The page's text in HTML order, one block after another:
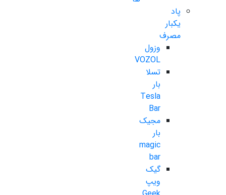
پاد
یکبار
مصرف
وزول
VOZOL
تسلا
بار
Tesla
Bar
مجیک
بار
magic
bar
گیک
ویپ